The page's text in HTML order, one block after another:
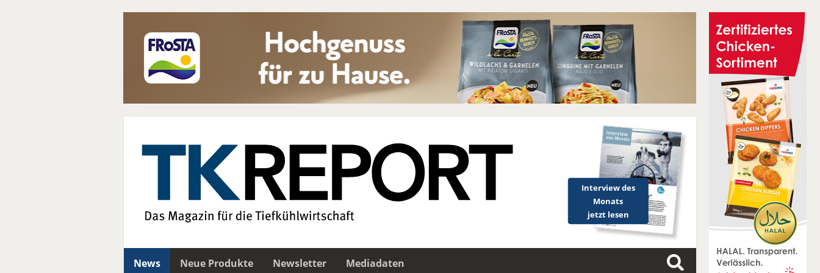
Interview des
Monats
jetzt lesen
News Neue Produkte Newsletter
Mediadaten